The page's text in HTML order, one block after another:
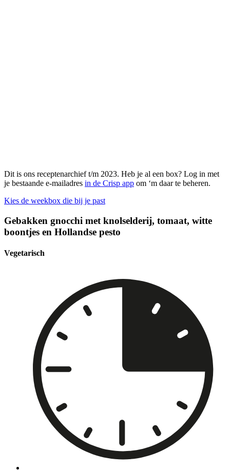
Dit is ons receptenarchief t/m 2023. Heb je al een box? Log in met
je bestaande e-mailadres in de Crisp app om ‘m daar te beheren.
Kies de weekbox die bij je past
Gebakken gnocchi met knolselderij, tomaat, witte
boontjes en Hollandse pesto
Vegetarisch